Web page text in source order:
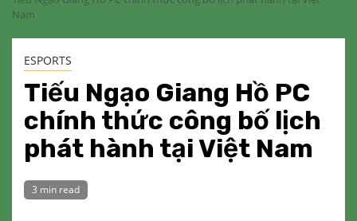
Nam
ESPORTS
Tiếu Ngạo Giang Hồ PC
chính thức công bố lịch
phát hành tại Việt Nam
3 min read